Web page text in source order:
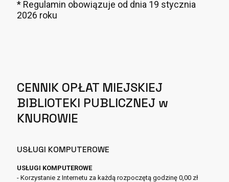
* Regulamin obowiązuje od dnia 19 stycznia
2026 roku
CENNIK OPŁAT MIEJSKIEJ
BIBLIOTEKI PUBLICZNEJ w
KNUROWIE
USŁUGI KOMPUTEROWE
USŁUGI KOMPUTEROWE
- Korzystanie z Internetu za każdą rozpoczętą godzinę 0,00 zł